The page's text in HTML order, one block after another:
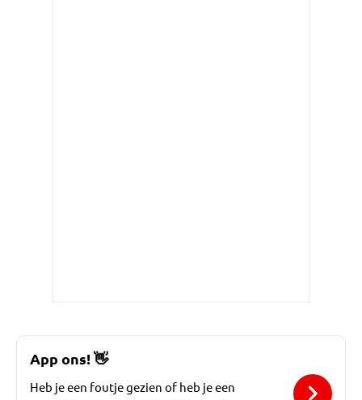
App ons!👋
Heb je een foutje gezien of heb je een